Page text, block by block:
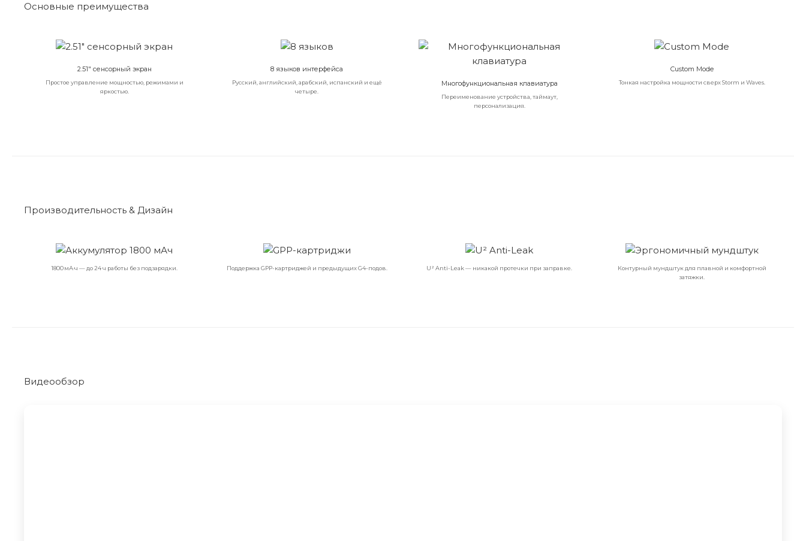
Основные преимущества
2.51" сенсорный экран
Простое управление мощностью, режимами и
яркостью.
8 языков интерфейса
Русский, английский, арабский, испанский и ещё
четыре.
Многофункциональная клавиатура
Переименование устройства, таймаут,
персонализация.
Custom Mode
Тонкая настройка мощности сверх Storm и Waves.
Производительность & Дизайн
1800 мА·ч — до 24 ч работы без подзарядки. Поддержка GPP-картриджей и предыдущих G4-подов. U² Anti-Leak — никакой протечки при заправке.
Контурный мундштук для плавной и комфортной
затяжки.
Видеообзор